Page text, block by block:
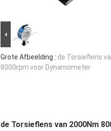
Grote Afbeelding : de Torsieflens
8000rpm voor Dynamometer
de Torsieflens van 2000Nm